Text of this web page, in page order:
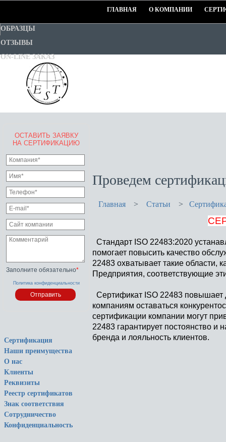
ГЛАВНАЯ О КОМПАНИИ
ОБРАЗЦЫ
ОТЗЫВЫ
ON-LINE ЗАКАЗ
ОСТАВИТЬ ЗАЯВКУ
НА СЕРТИФИКАЦИЮ
Заполните обязательно*
Политика конфиденциальности
Сертификация
Наши преимущества
О нас
Клиенты
Реквизиты
Реестр сертификатов
Знак соответствия
Сотрудничество
Конфиденциальность
Проведем
Главная > Статьи >
Стандарт ISO 22483:2020
помогает повысить качество
22483 охватывает такие области,
Предприятия, соответствующие
Сертификат ISO 22483 повышает
компаниям оставаться
сертификации компании могут
22483 гарантирует постоянство
бренда и лояльность клиентов.